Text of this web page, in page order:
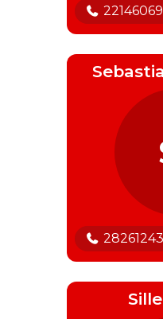
22146069
28261243